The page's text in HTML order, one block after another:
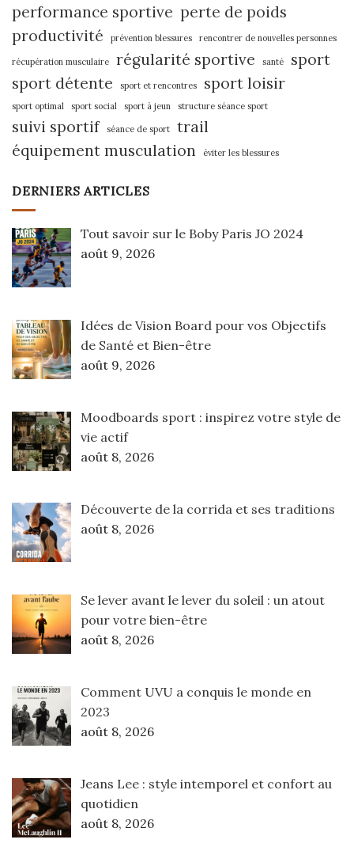
performance sportive perte de poids
productivité
prévention blessures rencontrer de nouvelles personnes
récupération musculaire régularité sportive santé
sport
sport détente
sport et rencontres sport loisir
sport optimal sport social sport à jeun structure séance sport
suivi sportif séance de sport
trail
équipement musculation
éviter les blessures
DERNIERS ARTICLES
Tout savoir sur le Boby Paris JO 2024
août 9, 2026
Idées de Vision Board pour vos Objectifs
de Santé et Bien-être
août 9, 2026
Moodboards sport : inspirez votre style de
vie actif
août 8, 2026
Découverte de la corrida et ses traditions
août 8, 2026
Se lever avant le lever du soleil : un atout
pour votre bien-être
août 8, 2026
Comment UVU a conquis le monde en
2023
août 8, 2026
Jeans Lee : style intemporel et confort au
quotidien
août 8, 2026